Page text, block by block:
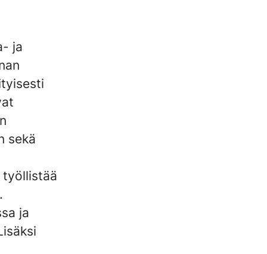
ja
sekä
työllistää
ja